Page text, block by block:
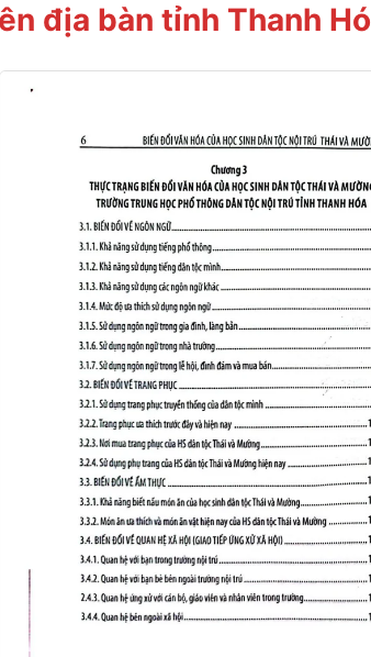
địa bàn tỉnh Thanh Hó